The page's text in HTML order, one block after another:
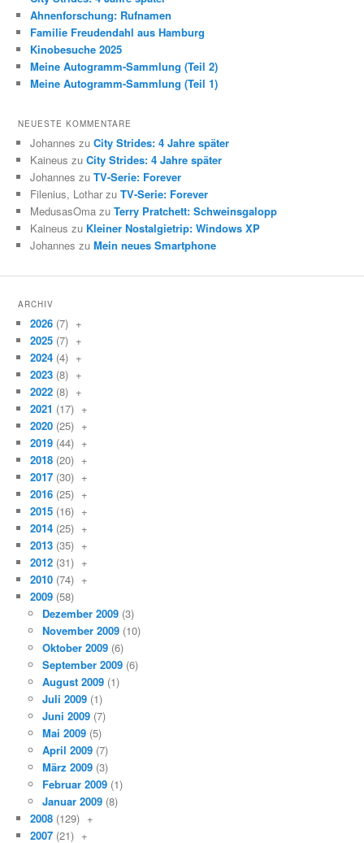
Ahnenforschung: Rufnamen
Familie Freudendahl aus Hamburg
Kinobesuche 2025
Meine Autogramm-Sammlung (Teil 2)
Meine Autogramm-Sammlung (Teil 1)
NEUESTE KOMMENTARE
Johannes zuCity Strides: 4 Jahre später
Kaineus zuCity Strides: 4 Jahre später
Johannes zuTV-Serie: Forever
Filenius, Lothar zuTV-Serie: Forever
MedusasOma zuTerry Pratchett: Schweinsgalopp
Kaineus zu Kleiner Nostalgietrip: Windows XP
Johannes zuMein neues Smartphone
ARCHIV
2026 (7) +
2025 (7) +
2024 (4) +
2023 (8) +
2022 (8) +
2021 (17) +
2020 (25) +
2019 (44) +
2018 (20) +
2017 (30) +
2016 (25) +
2015 (16) +
2014 (25) +
2013 (35) +
2012 (31) +
2010 (74) +
2009 (58)
Dezember 2009 (3)
November 2009 (10)
Oktober 2009 (6)
September 2009 (6)
August 2009 (1)
Juli 2009 (1)
Juni 2009 (7)
Mai 2009 (5)
April 2009 (7)
März 2009 (3)
Februar 2009 (1)
Januar 2009 (8)
2008 (129) +
2007 (21) +